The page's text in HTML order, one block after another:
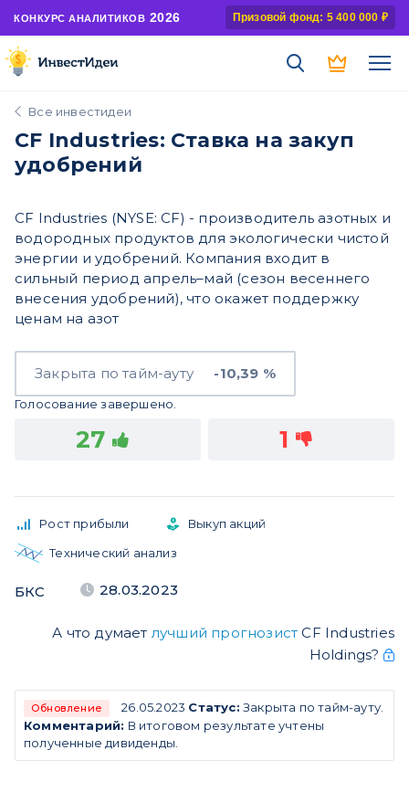
КОНКУРС АНАЛИТИКОВ 2026 Призовой фонд: 5 400 000 ₽
Все инвестидеи
CF Industries: Ставка на закуп
удобрений
CF Industries (NYSE: CF) - производитель азотных и
водородных продуктов для экологически чистой
энергии и удобрений. Компания входит в
сильный период апрель–май (сезон весеннего
внесения удобрений), что окажет поддержку
ценам на азот
Закрыта по тайм-ауту -10,39 %
Голосование завершено.
27 1
Рост прибыли
Выкуп акций
Технический анализ
БКС 28.03.2023
А что думает лучший прогнозист CF Industries
Holdings?
Обновление 26.05.2023 Статус: Закрыта по тайм-ауту.
Комментарий: В итоговом результате учтены
полученные дивиденды.